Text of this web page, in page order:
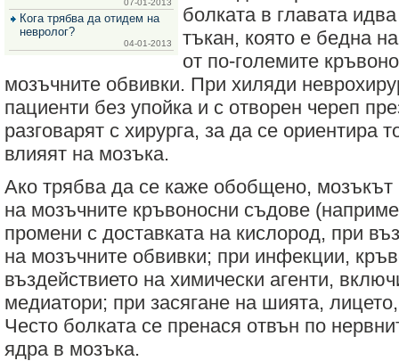
07-01-2013
Кога трябва да отидем на
невролог?
04-01-2013
болката в главата
тъкан, която е бедна
от по-големите
мозъчните обвивки. При хиляди
пациенти без упойка и с отворен череп
разговарят с хирурга, за да се ориентира
влияят на мозъка.
Ако трябва да се каже обобщено,
на мозъчните кръвоносни съдове
промени с доставката на кислород, при
на мозъчните обвивки; при инфекции,
въздействието на химически агенти,
медиатори; при засягане на шията,
Често болката се пренася отвън по
ядра в мозъка.